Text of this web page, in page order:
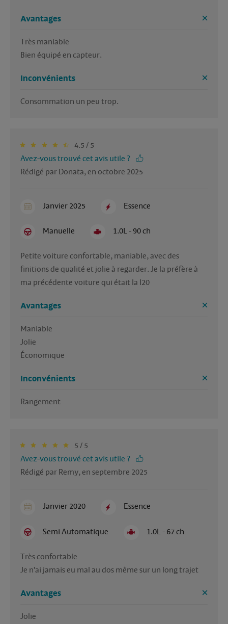
Avantages
Très maniable
Inconvénients
Consommation un peu trop.
4.5 / 5
Avez-vous trouvé cet avis utile ?
Rédigé par Donata, en octobre 2025
Janvier 2025 Essence
Manuelle 1.0L - 90 ch
Petite voiture confortable, maniable, avec des
finitions de qualité et jolie à regarder. Je la préfère à
ma précédente voiture qui était la I20
Avantages
Maniable
Jolie
Économique
Inconvénients
Rangement
5 / 5
Avez-vous trouvé cet avis utile ?
Rédigé par Remy, en septembre 2025
Janvier 2020 Essence
Semi Automatique 1.0L - 67 ch
Très confortable
Je n'ai jamais eu mal au dos même sur un long trajet
Avantages
Jolie